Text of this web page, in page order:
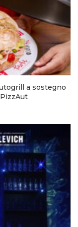
a sostegno